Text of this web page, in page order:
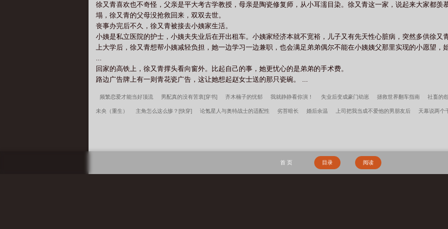
徐又青喜欢也不奇怪，父亲是平大考古学教授，母亲是陶瓷修复师，从小耳濡目染。徐又青这一家，说起来大家都羡
塌，徐又青的父母没抢救回来，双双去世。
丧事办完后不久，徐又青被接去小姨家生活。
小姨是私立医院的护士，小姨夫失业后在开出租车。小姨家经济本就不宽裕，儿子又有先天性心脏病，突然多供徐又
上大学后，徐又青想帮小姨减轻负担，她一边学习一边兼职，也会满足弟弟偶尔不能在小姨姨父那里实现的小愿望，
回家的高铁上，徐又青撑头看向窗外。比起自己的事，她更忧心的是弟弟的手术费。
路边广告牌上有一则青花瓷广告，这让她想起赵女士送的那只瓷碗。 ...
频繁恋爱才能当好顶流 男配真的没有苦衷[穿书] 齐木楠子的忧郁 我就静静看你演！ 失业后变成豪门幼崽 拯救世界翻车指南 社畜的
未央（重生） 主角怎么这么惨？[快穿] 论氪星人与奥特战士的适配性 劣苔暗长 婚后余温 上司把我当成不爱他的男朋友后 天幕说两个
首 页 目录 阅读